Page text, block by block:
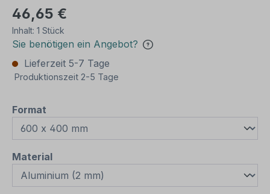
46,65 €
Inhalt: 1 Stück
Sie benötigen ein Angebot?
Lieferzeit 5-7 Tage
Produktionszeit 2-5 Tage
Format
Materialauswählen